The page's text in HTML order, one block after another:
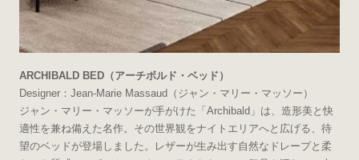
ARCHIBALD BED（アーチボルド・ベッド）
Designer：Jean-Marie Massaud（ジャン・マリー・マッソー）
ジャン・マリー・マッソーが手がけた「Archibald」は、造形美と快
適性を兼ね備えた名作。その世界観をナイトエリアへと広げる、待
望のベッドが登場しました。レザーが生み出す自然なドレープと柔